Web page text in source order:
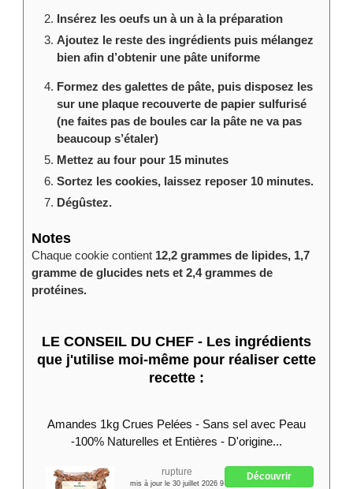
Insérez les oeufs un à un à la préparation
Ajoutez le reste des ingrédients puis mélangez
bien afin d’obtenir une pâte uniforme
Formez des galettes de pâte, puis disposez les
sur une plaque recouverte de papier sulfurisé
(ne faites pas de boules car la pâte ne va pas
beaucoup s’étaler)
Mettez au four pour 15 minutes
Sortez les cookies, laissez reposer 10 minutes.
Dégûstez.
Notes
Chaque cookie contient 12,2 grammes de lipides, 1,7
gramme de glucides nets et 2,4 grammes de
protéines.
LE CONSEIL DU CHEF - Les ingrédients
que j'utilise moi-même pour réaliser cette
recette :
Amandes 1kg Crues Pelées - Sans sel avec Peau
-100% Naturelles et Entières - D'origine...
rupture
mis à jour le 30 juillet 2026 9
Découvrir